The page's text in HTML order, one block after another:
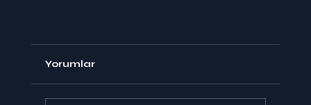
Yorumlar